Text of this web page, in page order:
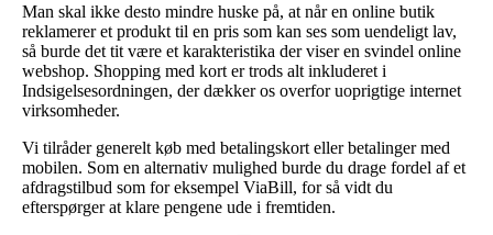
Man skal ikke desto mindre huske på, at når en online butik
reklamerer et produkt til en pris som kan ses som uendeligt lav,
så burde det tit være et karakteristika der viser en svindel online
webshop. Shopping med kort er trods alt inkluderet i
Indsigelsesordningen, der dækker os overfor uoprigtige internet
virksomheder.
Vi tilråder generelt køb med betalingskort eller betalinger med
mobilen. Som en alternativ mulighed burde du drage fordel af et
afdragstilbud som for eksempel ViaBill, for så vidt du
efterspørger at klare pengene ude i fremtiden.